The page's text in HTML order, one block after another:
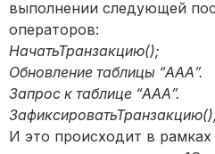
выполнении следующей
операторов:
НачатьТранзакцию();
Обновление таблицы “ААА”.
Запрос к таблице “ААА”.
И это происходит в